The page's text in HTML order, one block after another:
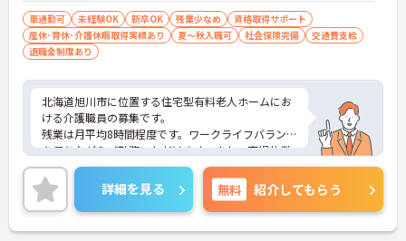
車通勤可 未経験OK 新卒OK 残業少なめ
資格取得サポート
産休･育休･介護休暇取得実績あり
夏～秋入職可 社会保険完備
交通費支給
退職金制度あり
北海道旭川市に位置する住宅型有料老人ホームにお
ける介護職員の募集です。
残業は月平均8時間程度です。ワークライフバランス
を保ちながらご勤務いただけます。また、育児休業
や介護休業の取得実績があり、ライフステージが変
化しても働ける職場環境です。
ご興味のある方には、面接対策ポイントなど、さら
に詳細をご案内しますのでお気軽にご相談くださ
い！
詳細を見る 無料 紹介してもらう